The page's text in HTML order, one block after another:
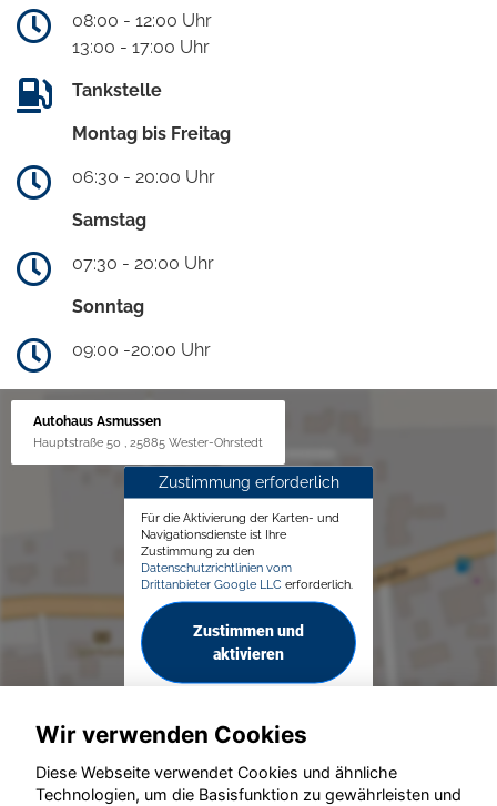
08:00 - 12:00 Uhr
13:00 - 17:00 Uhr
Tankstelle
Montag bis Freitag
06:30 - 20:00 Uhr
Samstag
07:30 - 20:00 Uhr
Sonntag
09:00 -20:00 Uhr
Autohaus Asmussen
Hauptstraße 50 , 25885 Wester-Ohrstedt
Zustimmung erforderlich
Für die Aktivierung der Karten- und
Navigationsdienste ist Ihre
Zustimmung zu den
Datenschutzrichtlinien vom
Drittanbieter Google LLC erforderlich.
Zustimmen und
aktivieren
Wir verwenden Cookies
Diese Webseite verwendet Cookies und ähnliche
Technologien, um die Basisfunktion zu gewährleisten und